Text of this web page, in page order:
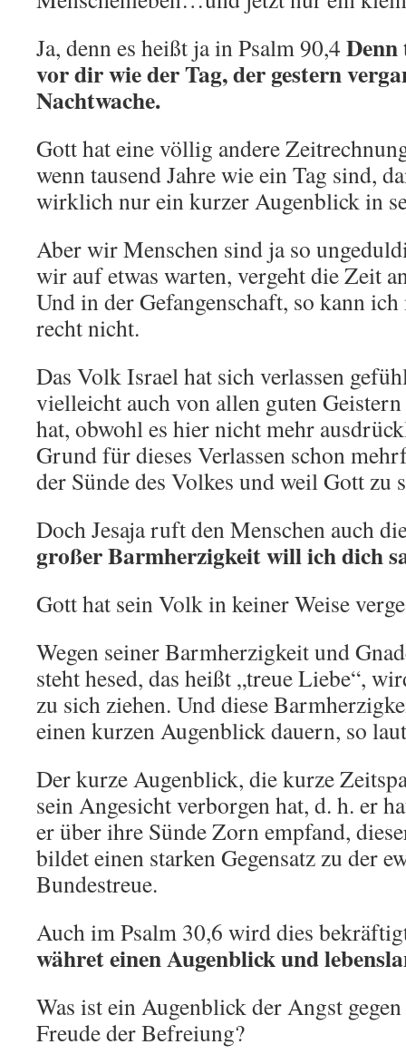
Ja, denn es heißt ja in Psalm 90,4 Denn
vor dir wie der Tag, der gestern
Nachtwache.
Gott hat eine völlig andere
wenn tausend Jahre wie ein Tag sind,
wirklich nur ein kurzer Augenblick in
Aber wir Menschen sind ja so
wir auf etwas warten, vergeht die Zeit
Und in der Gefangenschaft, so kann
recht nicht.
Das Volk Israel hat sich verlassen
vielleicht auch von allen guten Geistern
hat, obwohl es hier nicht mehr
Grund für dieses Verlassen schon
der Sünde des Volkes und weil Gott zu
Doch Jesaja ruft den Menschen auch
großer Barmherzigkeit will ich dich
Gott hat sein Volk in keiner Weise
Wegen seiner Barmherzigkeit und
steht hesed, das heißt „treue Liebe“,
zu sich ziehen. Und diese
einen kurzen Augenblick dauern, so
Der kurze Augenblick, die kurze
sein Angesicht verborgen hat, d. h. er
er über ihre Sünde Zorn empfand,
bildet einen starken Gegensatz zu der
Bundestreue.
Auch im Psalm 30,6 wird dies
währet einen Augenblick und
Was ist ein Augenblick der Angst
Freude der Befreiung?